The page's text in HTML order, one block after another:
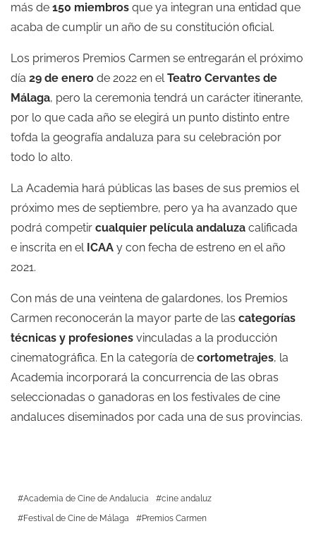
más de 150 miembros que ya integran una entidad que
acaba de cumplir un año de su constitución oficial.
Los primeros Premios Carmen se entregarán el próximo
día 29 de enero de 2022 en elTeatro Cervantes de
Málaga, pero la ceremonia tendrá un carácter itinerante,
por lo que cada año se elegirá un punto distinto entre
tofda la geografía andaluza para su celebración por
todo lo alto.
La Academia hará públicas las bases de sus premios el
próximo mes de septiembre, pero ya ha avanzado que
podrá competir cualquier película andaluza calificada
e inscrita en el ICAA y con fecha de estreno en el año
2021.
Con más de una veintena de galardones, los Premios
Carmen reconocerán la mayor parte de las categorías
técnicas y profesiones vinculadas a la producción
cinematográfica. En la categoría de cortometrajes, la
Academia incorporará la concurrencia de las obras
seleccionadas o ganadoras en los festivales de cine
andaluces diseminados por cada una de sus provincias.
Academia de Cine de Andalucia
cine andaluz
Festival de Cine de Málaga
Premios Carmen